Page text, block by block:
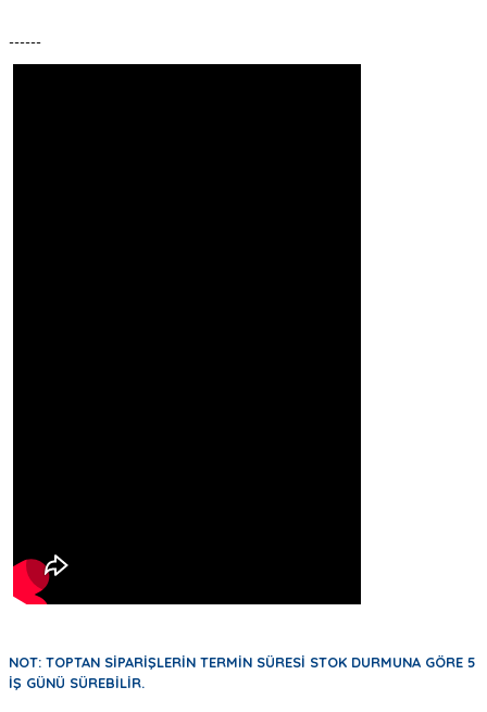
------
NOT: TOPTAN SİPARİŞLERİN TERMİN SÜRESİ STOK DURMUNA GÖRE 5
İŞ GÜNÜ SÜREBİLİR.